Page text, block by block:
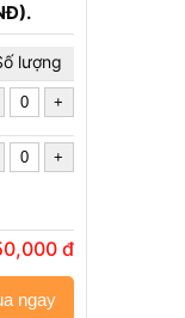
lượng
đ
ngay